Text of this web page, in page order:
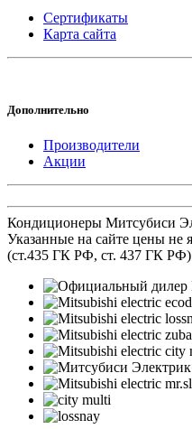
Сертификаты
Карта сайта
Дополнительно
Производители
Акции
Кондиционеры Митсубиси
Указанные на сайте цены не
(ст.435 ГК РФ, cт. 437 ГК